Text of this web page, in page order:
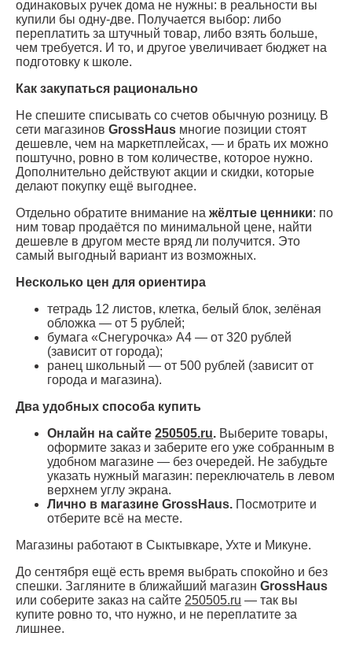
одинаковых ручек дома не нужны: в реальности вы
купили бы одну-две. Получается выбор: либо
переплатить за штучный товар, либо взять больше,
чем требуется. И то, и другое увеличивает бюджет на
подготовку к школе.
Как закупаться рационально
Не спешите списывать со счетов обычную розницу. В
сети магазиновGrossHaus многие позиции стоят
дешевле, чем на маркетплейсах, — и брать их можно
поштучно, ровно в том количестве, которое нужно.
Дополнительно действуют акции и скидки, которые
делают покупку ещё выгоднее.
Отдельно обратите внимание нажёлтые ценники: по
ним товар продаётся по минимальной цене, найти
дешевле в другом месте вряд ли получится. Это
самый выгодный вариант из возможных.
Несколько цен для ориентира
тетрадь 12 листов, клетка, белый блок, зелёная
обложка — от 5 рублей;
бумага «Снегурочка» А4 — от 320 рублей
(зависит от города);
ранец школьный — от 500 рублей (зависит от
города и магазина).
Два удобных способа купить
Онлайн на сайте250505.ru. Выберите товары,
оформите заказ и заберите его уже собранным в
удобном магазине — без очередей. Не забудьте
указать нужный магазин: переключатель в левом
верхнем углу экрана.
Лично в магазине GrossHaus. Посмотрите и
отберите всё на месте.
Магазины работают в Сыктывкаре, Ухте и Микуне.
До сентября ещё есть время выбрать спокойно и без
спешки. Загляните в ближайший магазинGrossHaus
или соберите заказ на сайте 250505.ru — так вы
купите ровно то, что нужно, и не переплатите за
лишнее.